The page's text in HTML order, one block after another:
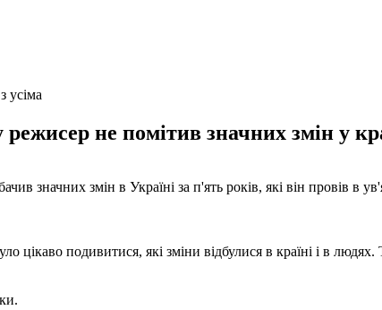
усіма
не помітив значних змін у
значних змін в Україні за п'ять років, які він провів в
цікаво подивитися, які зміни відбулися в країні і в